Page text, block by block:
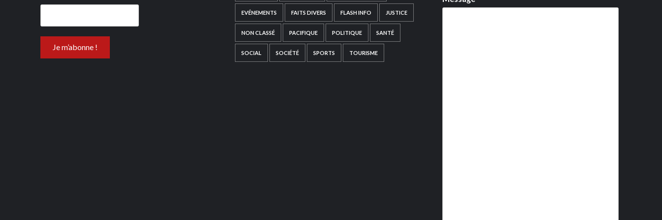
EVÉNEMENTS FAITS DIVERS FLASH INFO JUSTICE
NON CLASSÉ PACIFIQUE POLITIQUE SANTÉ
SOCIAL SOCIÉTÉ SPORTS TOURISME